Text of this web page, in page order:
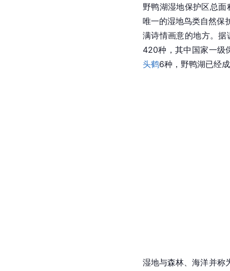
野鸭湖湿地保护区总
唯一的湿地鸟类自然保
满诗情画意的地方。据
420种，其中国家一级
头鹤6种，野鸭湖已经
湿地与森林、海洋并称